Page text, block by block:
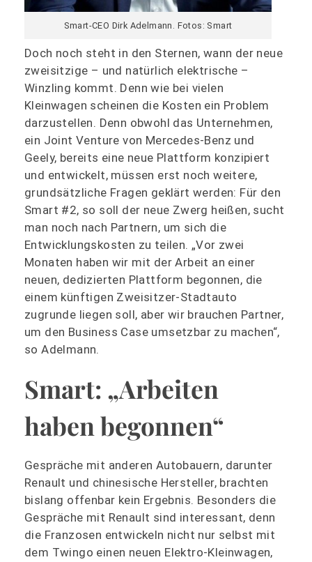
Smart-CEO Dirk Adelmann. Fotos: Smart
Doch noch steht in den Sternen, wann der neue
zweisitzige – und natürlich elektrische –
Winzling kommt. Denn wie bei vielen
Kleinwagen scheinen die Kosten ein Problem
darzustellen. Denn obwohl das Unternehmen,
ein Joint Venture von Mercedes-Benz und
Geely, bereits eine neue Plattform konzipiert
und entwickelt, müssen erst noch weitere,
grundsätzliche Fragen geklärt werden: Für den
Smart #2, so soll der neue Zwerg heißen, sucht
man noch nach Partnern, um sich die
Entwicklungskosten zu teilen. „Vor zwei
Monaten haben wir mit der Arbeit an einer
neuen, dedizierten Plattform begonnen, die
einem künftigen Zweisitzer-Stadtauto
zugrunde liegen soll, aber wir brauchen Partner,
um den Business Case umsetzbar zu machen“,
so Adelmann.
Smart: „Arbeiten
haben begonnen“
Gespräche mit anderen Autobauern, darunter
Renault und chinesische Hersteller, brachten
bislang offenbar kein Ergebnis. Besonders die
Gespräche mit Renault sind interessant, denn
die Franzosen entwickeln nicht nur selbst mit
dem Twingo einen neuen Elektro-Kleinwagen,